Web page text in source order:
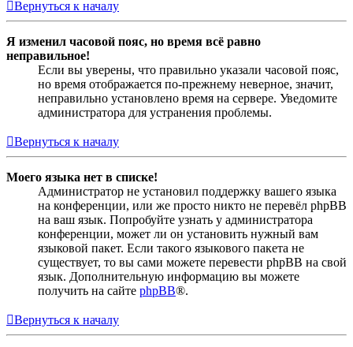
Вернуться к началу
Я изменил часовой пояс, но время всё равно
неправильное!
Если вы уверены, что правильно указали часовой пояс,
но время отображается по-прежнему неверное, значит,
неправильно установлено время на сервере. Уведомите
администратора для устранения проблемы.
Вернуться к началу
Моего языка нет в списке!
Администратор не установил поддержку вашего языка
на конференции, или же просто никто не перевёл phpBB
на ваш язык. Попробуйте узнать у администратора
конференции, может ли он установить нужный вам
языковой пакет. Если такого языкового пакета не
существует, то вы сами можете перевести phpBB на свой
язык. Дополнительную информацию вы можете
получить на сайте phpBB®.
Вернуться к началу